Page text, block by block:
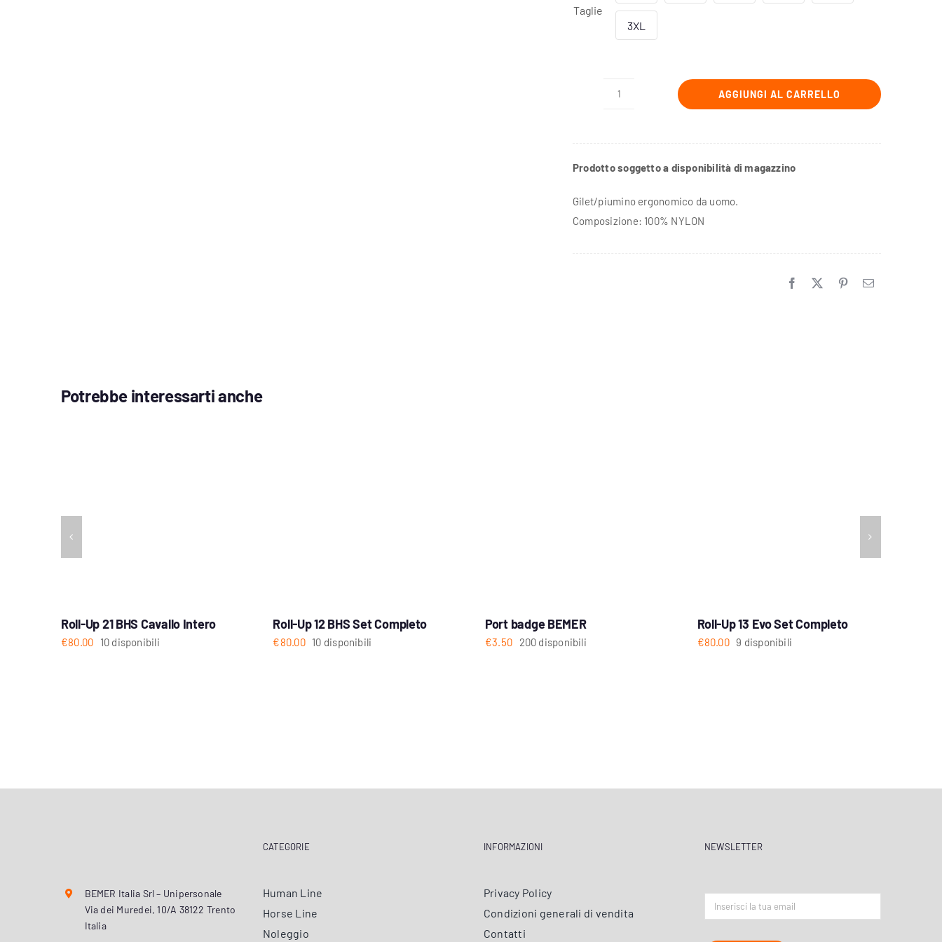
Taglie
3XL
AGGIUNGI AL CARRELLO
Prodotto soggetto a disponibilità di magazzino
Gilet/piumino ergonomico da uomo.
Composizione: 100% NYLON
Potrebbe interessarti anche
Roll-Up 21 BHS Cavallo Intero
€80.00 10 disponibili
Roll-Up 12 BHS Set Completo
€80.00 10 disponibili
Port badge BEMER
€3.50 200 disponibili
Roll-Up 13 Evo Set Completo
€80.00 9 disponibili
BEMER Italia Srl – Unipersonale
Via dei Muredei, 10/A 38122 Trento
Italia
CATEGORIE
Human Line
Horse Line
Noleggio
INFORMAZIONI
Privacy Policy
Condizioni generali di vendita
Contatti
NEWSLETTER